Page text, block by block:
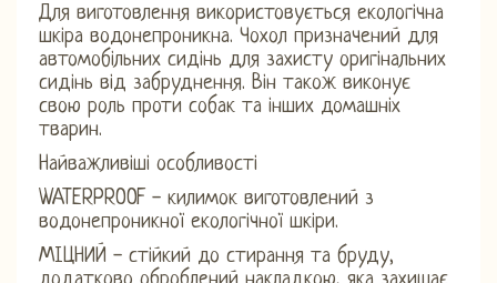
Для виготовлення використовується екологічна
шкіра водонепроникна. Чохол призначений для
автомобільних сидінь для захисту оригінальних
сидінь від забруднення. Він також виконує
свою роль проти собак та інших домашніх
тварин.
Найважливіші особливості
WATERPROOF - килимок виготовлений з
водонепроникної екологічної шкіри.
МІЦНИЙ - стійкий до стирання та бруду,